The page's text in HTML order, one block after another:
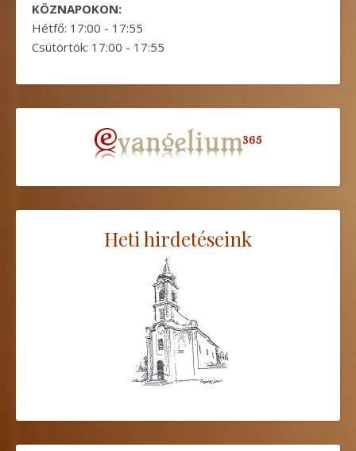
KÖZNAPOKON:
Hétfő: 17:00 - 17:55
Csütörtök: 17:00 - 17:55
Heti hirdetéseink